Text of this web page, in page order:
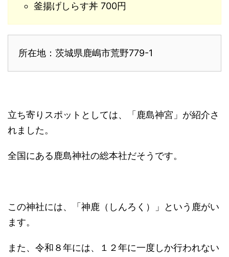
釜揚げしらす丼 700円
所在地：茨城県鹿嶋市荒野779-1
立ち寄りスポットとしては、「鹿島神宮」が紹介さ
れました。
全国にある鹿島神社の総本社だそうです。
この神社には、「神鹿（しんろく）」という鹿がい
ます。
また、令和８年には、１２年に一度しか行われない